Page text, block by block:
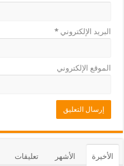
البريد الإلكتروني*
الموقع الإلكتروني
الأخيرة الأشهر تعليقات